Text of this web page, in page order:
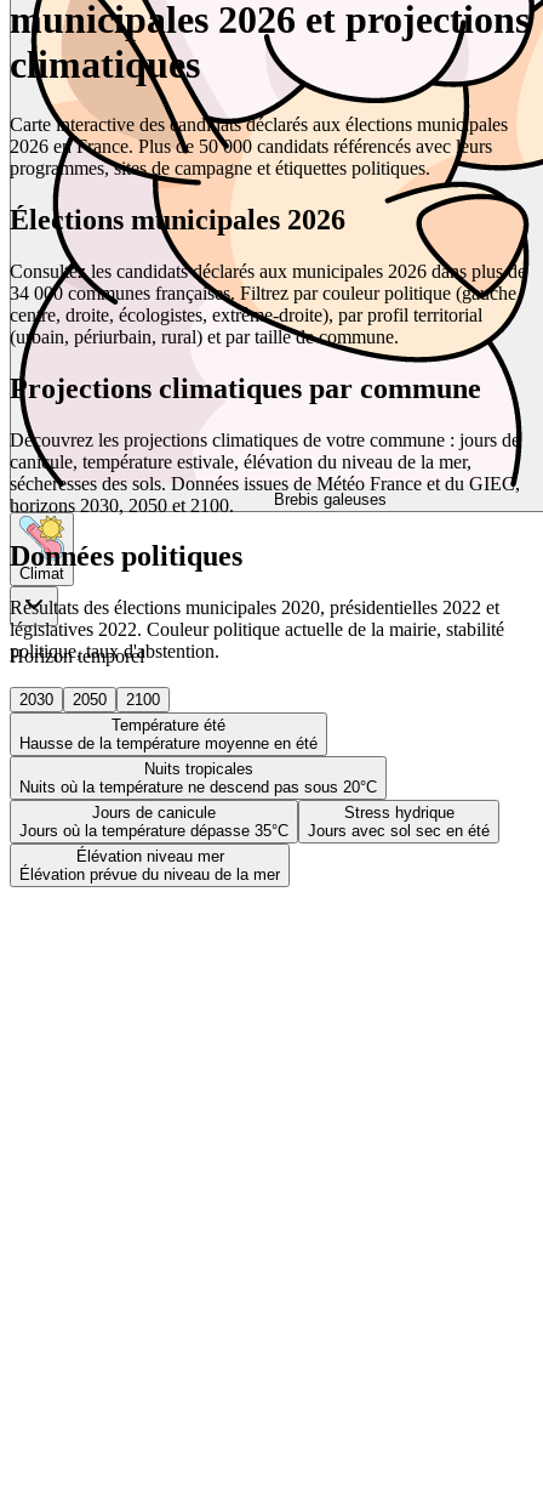
Brebis galeuses
Climat
Horizon temporel
2030 2050
2100
Température été
Hausse de la température moyenne en été
Nuits tropicales
Nuits où la température ne descend pas sous 20°C
Jours de canicule
Jours où la température dépasse 35°C
Stress hydrique
Jours avec sol sec en été
Élévation niveau mer
Élévation prévue du niveau de la mer
municipales 2026 et projections
climatiques
Carte interactive des candidats déclarés aux élections municipales
2026 en France. Plus de 50 000 candidats référencés avec leurs
programmes, sites de campagne et étiquettes politiques.
Élections municipales 2026
Consultez les candidats déclarés aux municipales 2026 dans plus de
34 000 communes françaises. Filtrez par couleur politique (gauche,
centre, droite, écologistes, extrême-droite), par profil territorial
(urbain, périurbain, rural) et par taille de commune.
Projections climatiques par commune
Découvrez les projections climatiques de votre commune : jours de
canicule, température estivale, élévation du niveau de la mer,
sécheresses des sols. Données issues de Météo France et du GIEC,
horizons 2030, 2050 et 2100.
Données politiques
Résultats des élections municipales 2020, présidentielles 2022 et
législatives 2022. Couleur politique actuelle de la mairie, stabilité
politique, taux d'abstention.